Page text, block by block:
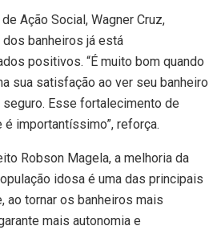
Ação Social, Wagner Cruz,
banheiros já está
positivos. “É muito bom quando
sua satisfação ao ver seu banheiro
Esse fortalecimento de
importantíssimo”, reforça.
Robson Magela, a melhoria da
idosa é uma das principais
ao tornar os banheiros mais
mais autonomia e